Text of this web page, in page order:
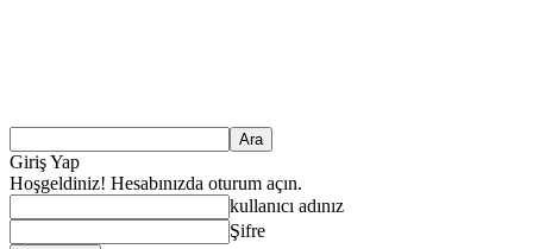
Giriş Yap
Hoşgeldiniz! Hesabınızda oturum açın.
kullanıcı adınız
Şifre